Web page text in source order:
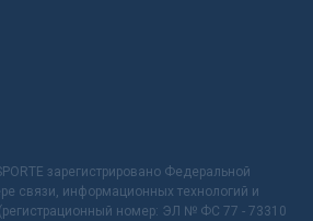
зарегистрировано Федеральной
связи, информационных технологий и
номер: ЭЛ № ФС 77 - 73310